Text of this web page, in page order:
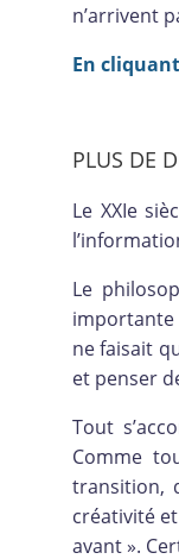
n’arrivent
En
PLUS DE
Le XXIe
Le
importante
ne faisait
et penser
Tout
Comme
transition,
créativité et
avant ».